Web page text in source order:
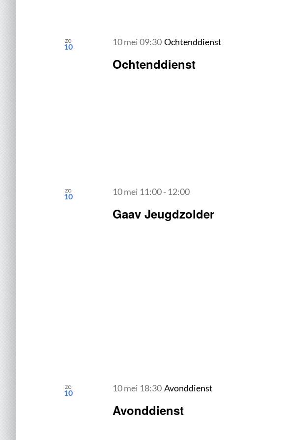
zo
10
Ochtenddienst
10 mei 09:30 Ochtenddienst
zo
10
Gaav Jeugdzolder
10 mei 11:00- 12:00
zo
10
Avonddienst
10 mei 18:30 Avonddienst